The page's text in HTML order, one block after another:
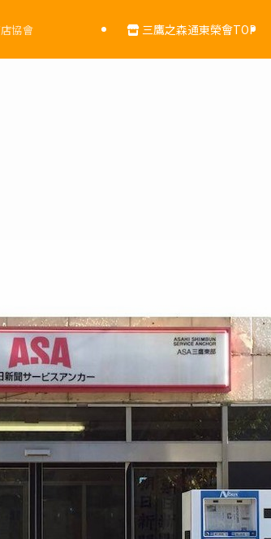
協會 三鷹之森通東榮會TOP